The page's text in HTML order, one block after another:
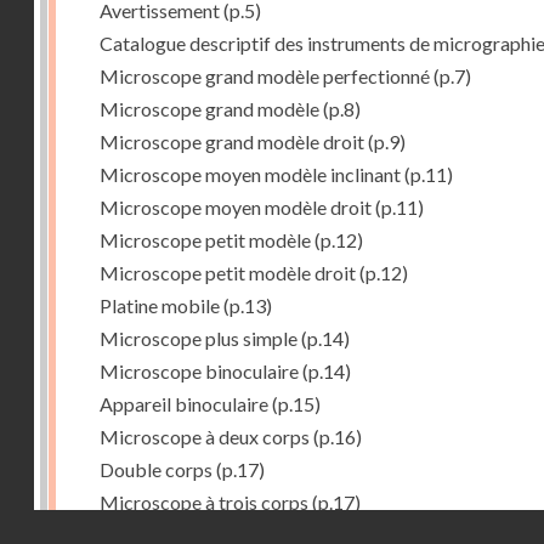
Avertissement(p.5)
Catalogue descriptif des instruments de micrographie
Microscope grand modèle perfectionné(p.7)
Microscope grand modèle(p.8)
Microscope grand modèle droit(p.9)
Microscope moyen modèle inclinant(p.11)
Microscope moyen modèle droit(p.11)
Microscope petit modèle(p.12)
Microscope petit modèle droit(p.12)
Platine mobile(p.13)
Microscope plus simple(p.14)
Microscope binoculaire(p.14)
Appareil binoculaire(p.15)
Microscope à deux corps (p.16)
Double corps (p.17)
Microscope à trois corps (p.17)